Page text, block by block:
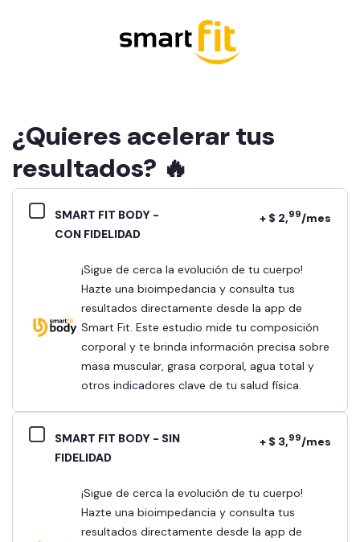
¿Quieres acelerar tus
resultados? 🔥
SMART FIT BODY -
CON FIDELIDAD
+ $ 2,99/mes
¡Sigue de cerca la evolución de tu cuerpo!
Hazte una bioimpedancia y consulta tus
resultados directamente desde la app de
Smart Fit. Este estudio mide tu composición
corporal y te brinda información precisa sobre
masa muscular, grasa corporal, agua total y
otros indicadores clave de tu salud física.
SMART FIT BODY - SIN
FIDELIDAD
+ $ 3,99/mes
¡Sigue de cerca la evolución de tu cuerpo!
Hazte una bioimpedancia y consulta tus
resultados directamente desde la app de